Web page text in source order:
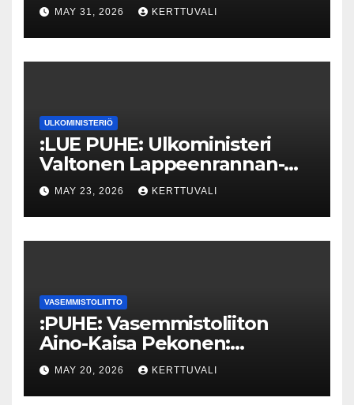
MAY 31, 2026 KERTTUVALI
ULKOMINISTERIÖ
:LUE PUHE: Ulkoministeri
Valtonen Lappeenrannan-
Lahden teknillisen yliopiston
kunniatohtoriksi
MAY 23, 2026 KERTTUVALI
VASEMMISTOLIITTO
:PUHE: Vasemmistoliiton
Aino-Kaisa Pekonen:
Eriarvoistumisen
pysäyttäminen luo
MAY 20, 2026 KERTTUVALI